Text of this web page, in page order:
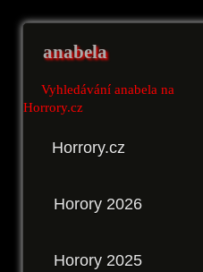
anabela
Vyhledávání anabela na
Horrory.cz
Horrory.cz
Horory 2026
Horory 2025